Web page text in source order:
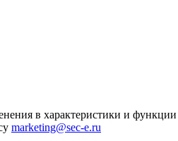
в характеристики и
marketing@sec-e.ru